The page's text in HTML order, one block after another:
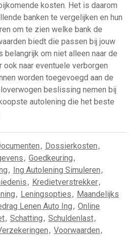
kosten. Het is daarom
banken te vergelijken en hun
om te zien welke bank de
biedt die passen bij jouw
om niet alleen naar de
ook naar eventuele verborgen
worden toegevoegd aan de
beslissing nemen bij
autolening die het beste
, Dossierkosten,
, Goedkeuring,
, Ing Autolening Simuleren,
, Kredietverstrekker,
, Leningsopties, Maandelijks
Lenen Auto Ing, Online
, Schatting, Schuldenlast,
, Voorwaarden,